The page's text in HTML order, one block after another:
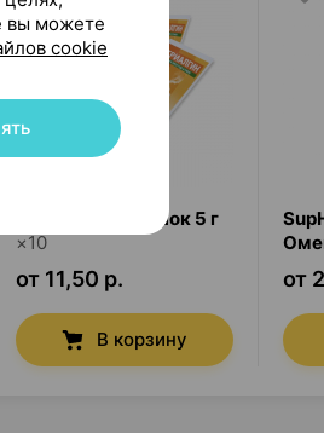
порошок 5 г
×10
от 11,50 р.
В корзину
30
от
вы можете
cookie